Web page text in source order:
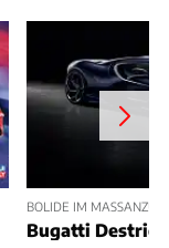
BOLIDE IM MASSANZUG
Bugatti